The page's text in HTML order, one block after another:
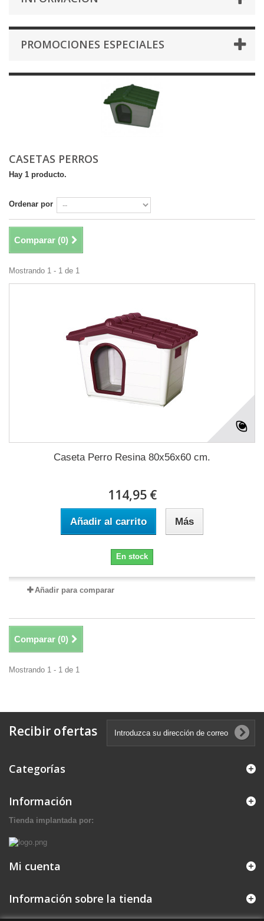
PROMOCIONES ESPECIALES
CASETAS PERROS
Hay 1 producto.
Ordenar por
Comparar (0)
Mostrando 1 - 1 de 1
Caseta Perro Resina 80x56x60 cm.
114,95 €
Añadir al carrito Más
En stock
Añadir para comparar
Comparar (0)
Mostrando 1 - 1 de 1
Recibir ofertas
Categorías
Información
Tienda implantada por:
Mi cuenta
Información sobre la tienda